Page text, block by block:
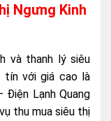
Ngưng Kinh
và thanh lý siêu
tín với giá cao là
Lạnh Quang
thu mua siêu thị